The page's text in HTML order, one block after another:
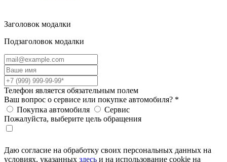
Заголовок модалки
Подзаголовок модалки
Телефон является обязательным полем
Ваш вопрос о сервисе или покупке автомобиля? *
Покупка автомобиля
Сервис
Пожалуйста, выберите цель обращения
Даю согласие на обработку своих персональных данных на
условиях, указанных здесь и на использование cookie на